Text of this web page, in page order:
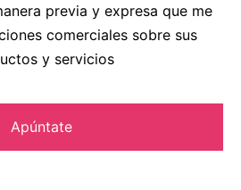
previa y expresa que me
comerciales sobre sus
y servicios